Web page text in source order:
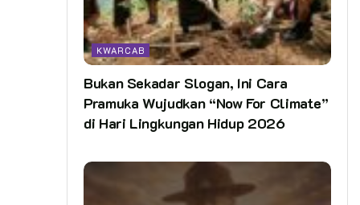
KWARCAB
Bukan Sekadar Slogan, Ini Cara
Pramuka Wujudkan “Now For Climate”
di Hari Lingkungan Hidup 2026